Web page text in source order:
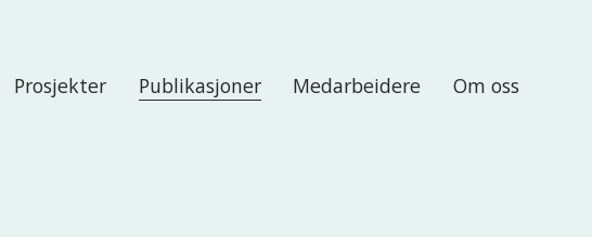
Prosjekter Publikasjoner Medarbeidere Om oss